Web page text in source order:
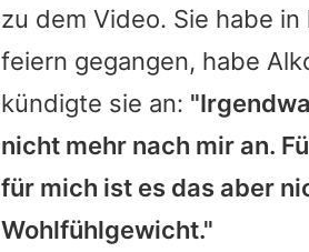
zu dem Video. Sie habe
feiern gegangen, habe
kündigte sie an:
nicht mehr nach mir an.
für mich ist es das aber
Wohlfühlgewicht."